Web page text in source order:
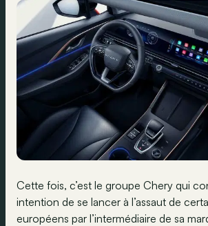
Cette fois, c’est le groupe Chery qui
intention de se lancer à l’assaut de
européens par l’intermédiaire de sa